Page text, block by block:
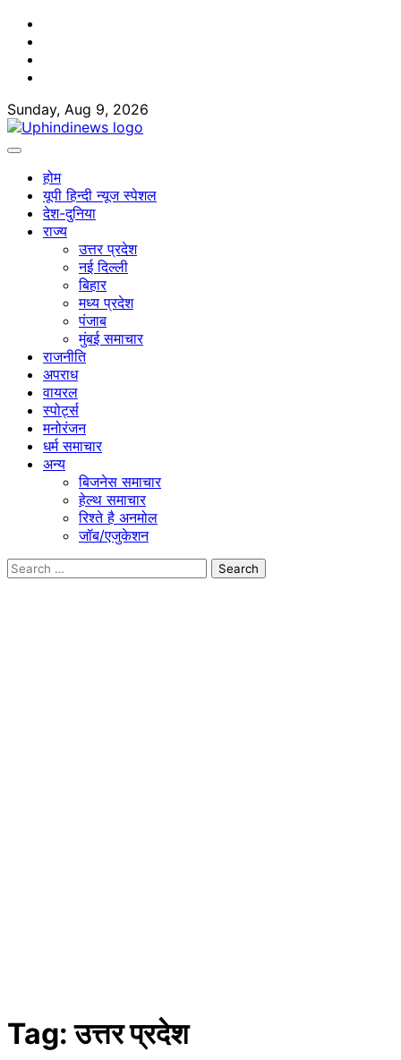
Skip
content
Sunday, Aug 9, 2026
होम
यूपी हिन्दी न्यूज स्पेशल
देश-दुनिया
राज्य
उत्तर प्रदेश
नई दिल्ली
बिहार
मध्य प्रदेश
पंजाब
मुंबई समाचार
राजनीति
अपराध
वायरल
स्पोर्ट्स
मनोरंजन
धर्म समाचार
अन्य
बिजनेस समाचार
हेल्थ समाचार
रिश्ते है अनमोल
जॉब/एजुकेशन
Search
Tag:उत्तर प्रदेश